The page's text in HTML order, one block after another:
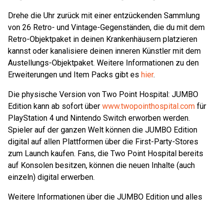
Drehe die Uhr zurück mit einer entzückenden Sammlung
von 26 Retro- und Vintage-Gegenständen, die du mit dem
Retro-Objektpaket in deinen Krankenhäusern platzieren
kannst oder kanalisiere deinen inneren Künstler mit dem
Austellungs-Objektpaket. Weitere Informationen zu den
Erweiterungen und Item Packs gibt es hier.
Die physische Version von Two Point Hospital: JUMBO
Edition kann ab sofort über www.twopointhospital.com für
PlayStation 4 und Nintendo Switch erworben werden.
Spieler auf der ganzen Welt können die JUMBO Edition
digital auf allen Plattformen über die First-Party-Stores
zum Launch kaufen. Fans, die Two Point Hospital bereits
auf Konsolen besitzen, können die neuen Inhalte (auch
einzeln) digital erwerben.
Weitere Informationen über die JUMBO Edition und alles